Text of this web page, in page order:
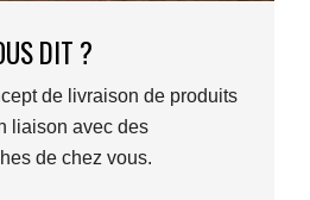
DIT ?
de livraison de produits
liaison avec des
de chez vous.